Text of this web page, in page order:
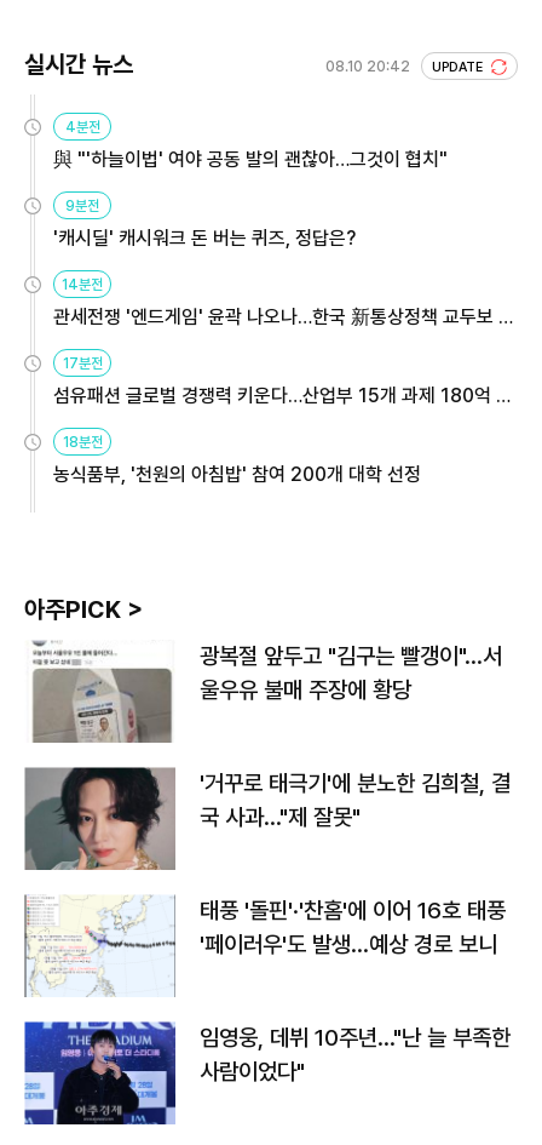
실시간 뉴스 08.10 20:42 UPDATE
4분전
與 "'하늘이법' 여야 공동 발의 괜찮아…그것이 협치"
9분전
'캐시딜' 캐시워크 돈 버는 퀴즈, 정답은?
14분전
관세전쟁 '엔드게임' 윤곽 나오나…한국 新통상정책 교두보 활
용해야
17분전
섬유패션 글로벌 경쟁력 키운다…산업부 15개 과제 180억 지
원
18분전
농식품부, '천원의 아침밥' 참여 200개 대학 선정
아주PICK >
광복절 앞두고 "김구는 빨갱이"…서
울우유 불매 주장에 황당
'거꾸로 태극기'에 분노한 김희철, 결
국 사과…"제 잘못"
태풍 '돌핀'·'찬홈'에 이어 16호 태풍
'페이러우'도 발생…예상 경로 보니
임영웅, 데뷔 10주년…"난 늘 부족한
사람이었다"